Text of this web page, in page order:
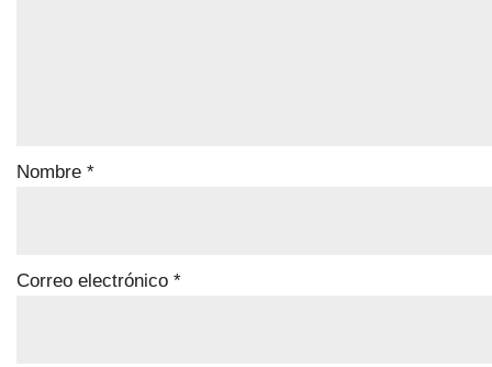
Nombre *
Correo electrónico *